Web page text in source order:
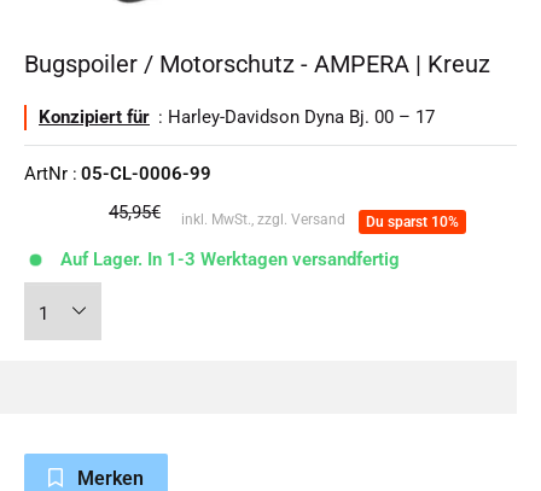
Bugspoiler / Motorschutz - AMPERA | Kreuz
Konzipiert für : Harley-Davidson Dyna Bj. 00 – 17
ArtNr : 05-CL-0006-99
Normalpreis
45,95€ inkl. MwSt., zzgl. Versand Du sparst 10%
Auf Lager. In 1-3 Werktagen versandfertig
Merken